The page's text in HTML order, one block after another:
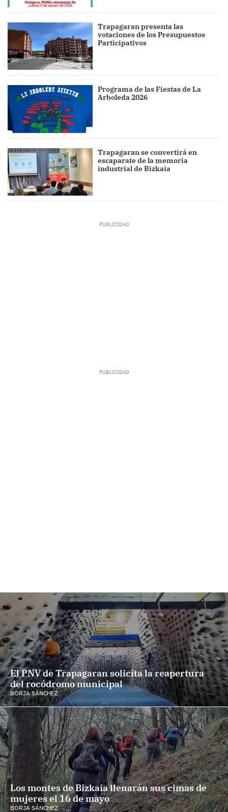
Trapagaran presenta las
votaciones de los Presupuestos
Participativos
Programa de las Fiestas de La
Arboleda 2026
Trapagaran se convertirá en
escaparate de la memoria
industrial de Bizkaia
El PNV de Trapagaran solicita la reapertura
del rocódromo municipal
BORJA SÁNCHEZ
Los montes de Bizkaia llenarán sus cimas de
mujeres el 16 de mayo
BORJA SÁNCHEZ